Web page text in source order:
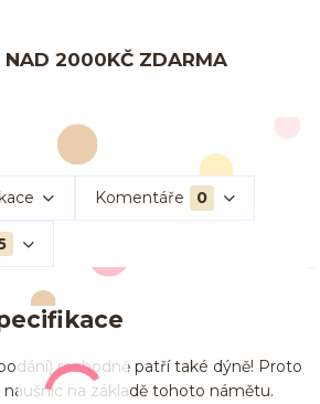
NAD 2000KČ ZDARMA
Komentáře 0
rozhodně patří také dýně! Proto
na základě tohoto námětu.